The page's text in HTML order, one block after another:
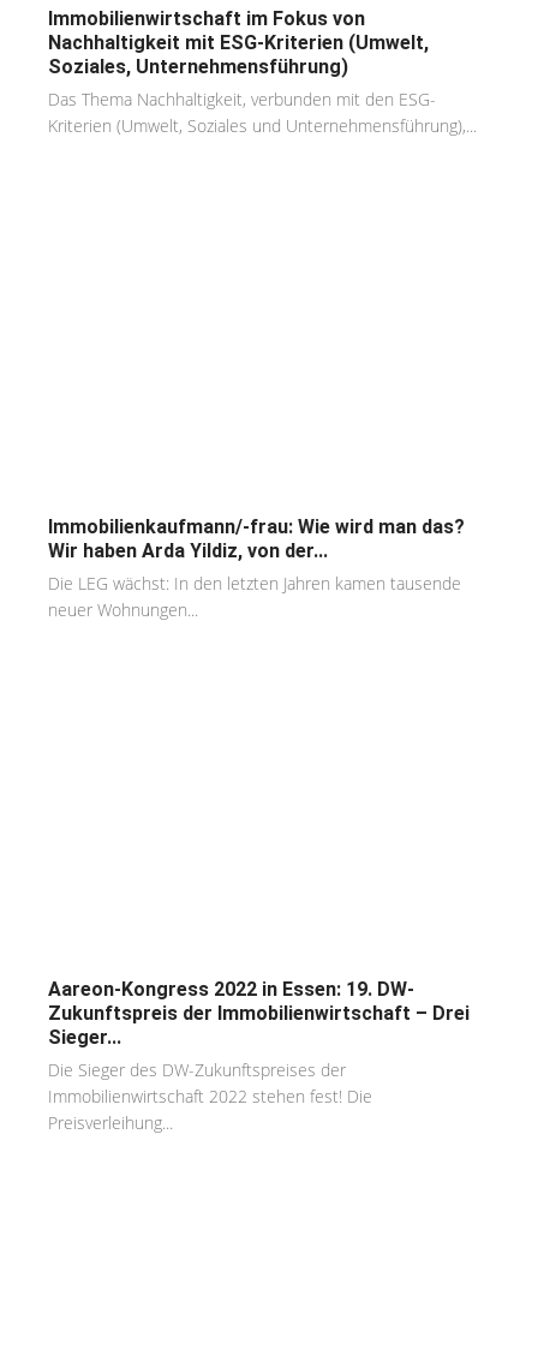
Immobilienwirtschaft im Fokus von
Nachhaltigkeit mit ESG-Kriterien (Umwelt,
Soziales, Unternehmensführung)
Das Thema Nachhaltigkeit, verbunden mit den ESG-
Kriterien (Umwelt, Soziales und Unternehmensführung),...
Immobilienkaufmann/-frau: Wie wird man das?
Wir haben Arda Yildiz, von der...
Die LEG wächst: In den letzten Jahren kamen tausende
neuer Wohnungen...
Aareon-Kongress 2022 in Essen: 19. DW-
Zukunftspreis der Immobilienwirtschaft – Drei
Sieger...
Die Sieger des DW-Zukunftspreises der
Immobilienwirtschaft 2022 stehen fest! Die
Preisverleihung...